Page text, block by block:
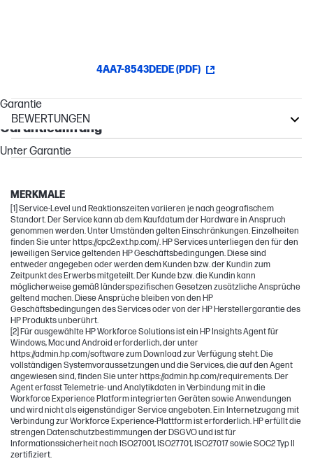
4AA7-8543DEDE (PDF)
Garantie
Garantieumfang
Unter Garantie
BEWERTUNGEN
EliteBook
Elite
MERKMALE
[1] Service-Level und Reaktionszeiten variieren je nach geografischem
Standort. Der Service kann ab dem Kaufdatum der Hardware in Anspruch
genommen werden. Unter Umständen gelten Einschränkungen. Einzelheiten
finden Sie unter https://cpc2.ext.hp.com/. HP Services unterliegen den für den
jeweiligen Service geltenden HP Geschäftsbedingungen. Diese sind
entweder angegeben oder werden dem Kunden bzw. der Kundin zum
Zeitpunkt des Erwerbs mitgeteilt. Der Kunde bzw. die Kundin kann
möglicherweise gemäß länderspezifischen Gesetzen zusätzliche Ansprüche
geltend machen. Diese Ansprüche bleiben von den HP
Geschäftsbedingungen des Services oder von der HP Herstellergarantie des
HP Produkts unberührt.
[2] Für ausgewählte HP Workforce Solutions ist ein HP Insights Agent für
Windows, Mac und Android erforderlich, der unter
https://admin.hp.com/software zum Download zur Verfügung steht. Die
vollständigen Systemvoraussetzungen und die Services, die auf den Agent
angewiesen sind, finden Sie unter https://admin.hp.com/requirements. Der
Agent erfasst Telemetrie- und Analytikdaten in Verbindung mit in die
Workforce Experience Platform integrierten Geräten sowie Anwendungen
und wird nicht als eigenständiger Service angeboten. Ein Internetzugang mit
Verbindung zur Workforce Experience-Plattform ist erforderlich. HP erfüllt die
strengen Datenschutzbestimmungen der DSGVO und ist für
Informationssicherheit nach ISO27001, ISO27701, ISO27017 sowie SOC2 Typ II
zertifiziert.